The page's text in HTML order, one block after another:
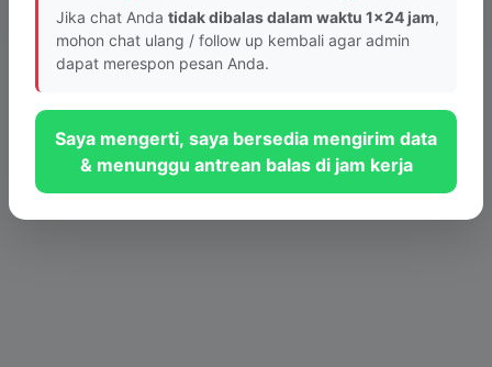
© 2026 PKBM INTAN Bandung - Sistem Layanan Informasi Cepat
Jika chat Anda tidak dibalas dalam waktu 1x24 jam,
mohon chat ulang / follow up kembali agar admin
dapat merespon pesan Anda.
Saya mengerti, saya bersedia mengirim data
& menunggu antrean balas di jam kerja